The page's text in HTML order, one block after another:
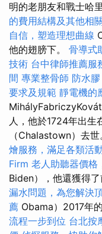
明的老朋友和戰士哈
的費用結構及其他相
自信，塑造理想曲線
他的翅膀下。 骨導式
技術 台中律師推薦服
間 專業整骨師 防水
要求及規範 靜電機的
人，他於1724年出生
（Chalastown）去
燴服務，滿足各類活
Firm 老人助聽器價格
Biden），他還獲得
漏水問題，為您解決
薦 Obama）2017年
流程一步到位 台北按